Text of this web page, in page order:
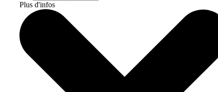
Plus d'infos